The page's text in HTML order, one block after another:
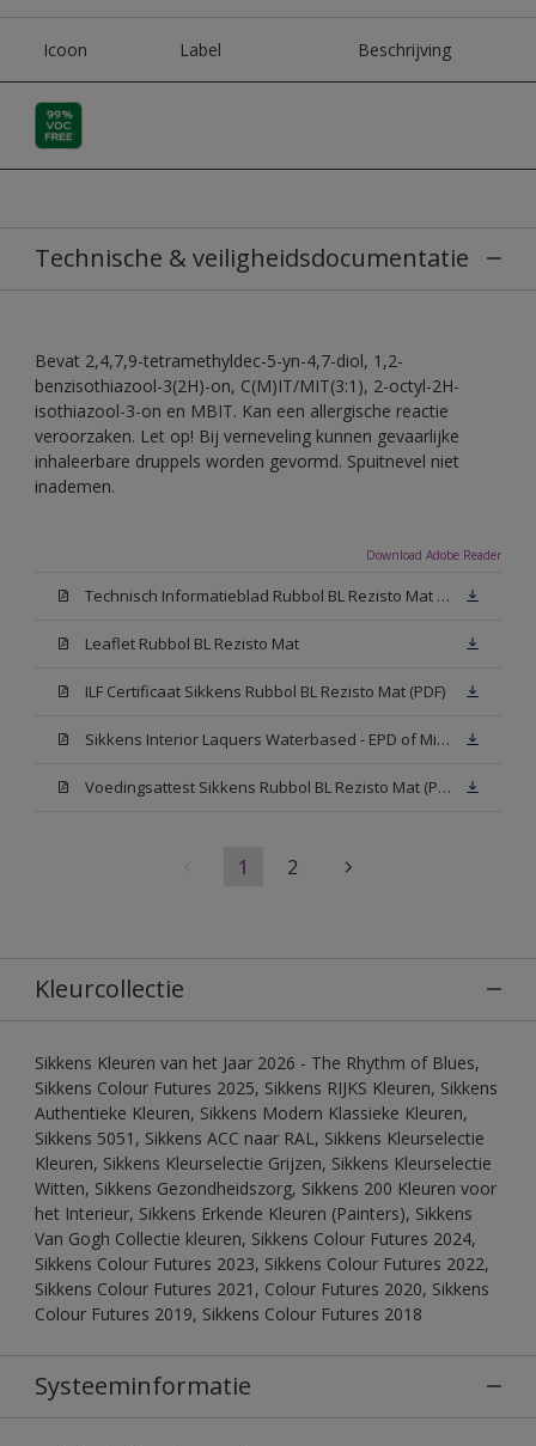
Icoon Label Beschrijving
Technische & veiligheidsdocumentatie
Bevat 2,4,7,9-tetramethyldec-5-yn-4,7-diol, 1,2-
benzisothiazool-3(2H)-on, C(M)IT/MIT(3:1), 2-octyl-2H-
isothiazool-3-on en MBIT. Kan een allergische reactie
veroorzaken. Let op! Bij verneveling kunnen gevaarlijke
inhaleerbare druppels worden gevormd. Spuitnevel niet
inademen.
Download Adobe Reader
Technisch Informatieblad Rubbol BL Rezisto Mat (PDF)
Leaflet Rubbol BL Rezisto Mat
ILF Certificaat Sikkens Rubbol BL Rezisto Mat (PDF)
Sikkens Interior Laquers Waterbased - EPD of Milieuproductverklaring
Voedingsattest Sikkens Rubbol BL Rezisto Mat (PDF)
1 2
Kleurcollectie
Sikkens Kleuren van het Jaar 2026 - The Rhythm of Blues,
Sikkens Colour Futures 2025, Sikkens RIJKS Kleuren, Sikkens
Authentieke Kleuren, Sikkens Modern Klassieke Kleuren,
Sikkens 5051, Sikkens ACC naar RAL, Sikkens Kleurselectie
Kleuren, Sikkens Kleurselectie Grijzen, Sikkens Kleurselectie
Witten, Sikkens Gezondheidszorg, Sikkens 200 Kleuren voor
het Interieur, Sikkens Erkende Kleuren (Painters), Sikkens
Van Gogh Collectie kleuren, Sikkens Colour Futures 2024,
Sikkens Colour Futures 2023, Sikkens Colour Futures 2022,
Sikkens Colour Futures 2021, Colour Futures 2020, Sikkens
Colour Futures 2019, Sikkens Colour Futures 2018
Systeeminformatie